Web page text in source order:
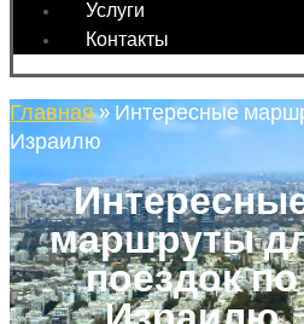
Услуги
Контакты
Главная» Интересные
Израилю
маршруты
поездок по